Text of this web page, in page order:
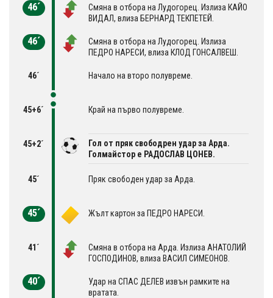
46´
Смяна в отбора на Лудогорец. Излиза КАЙО
ВИДАЛ, влиза БЕРНАРД ТЕКПЕТЕЙ.
46´
Смяна в отбора на Лудогорец. Излиза
ПЕДРО НАРЕСИ, влиза КЛОД ГОНСАЛВЕШ.
46´ Начало на второ полувреме.
45+6´ Край на първо полувреме.
45+2´
Гол от пряк свободрен удар за Арда.
Голмайстор е РАДОСЛАВ ЦОНЕВ.
45´ Пряк свободен удар за Арда.
45´ Жълт картон за ПЕДРО НАРЕСИ.
41´
Смяна в отбора на Арда. Излиза АНАТОЛИЙ
ГОСПОДИНОВ, влиза ВАСИЛ СИМЕОНОВ.
40´
Удар на СПАС ДЕЛЕВ извън рамките на
вратата.